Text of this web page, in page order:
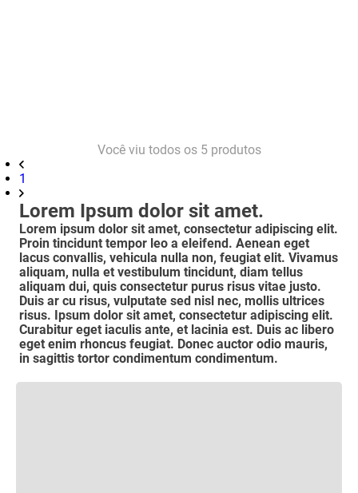
Você viu todos os 5produtos
1
Lorem Ipsum dolor sit amet.
Lorem ipsum dolor sit amet, consectetur adipiscing elit.
Proin tincidunt tempor leo a eleifend. Aenean eget
lacus convallis, vehicula nulla non, feugiat elit. Vivamus
aliquam, nulla et vestibulum tincidunt, diam tellus
aliquam dui, quis consectetur purus risus vitae justo.
Duis ar cu risus, vulputate sed nisl nec, mollis ultrices
risus. Ipsum dolor sit amet, consectetur adipiscing elit.
Curabitur eget iaculis ante, et lacinia est. Duis ac libero
eget enim rhoncus feugiat. Donec auctor odio mauris,
in sagittis tortor condimentum condimentum.